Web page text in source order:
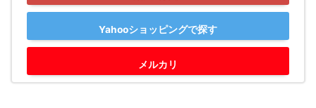
Yahooショッピングで探す
メルカリ